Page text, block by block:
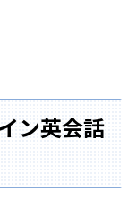
ン英会話